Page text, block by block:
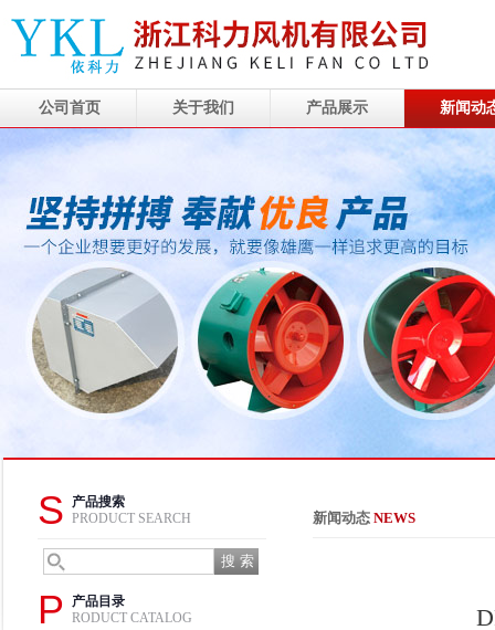
公司首页 关于我们 产品展示 新闻动
S
产品搜索
PRODUCT SEARCH
P
产品目录
RODUCT CATALOG
新闻动态 NEWS